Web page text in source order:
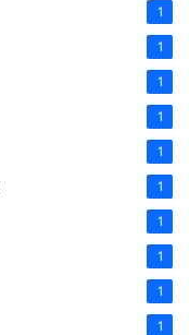
1
1
1
1
1
1
1
1
1
1